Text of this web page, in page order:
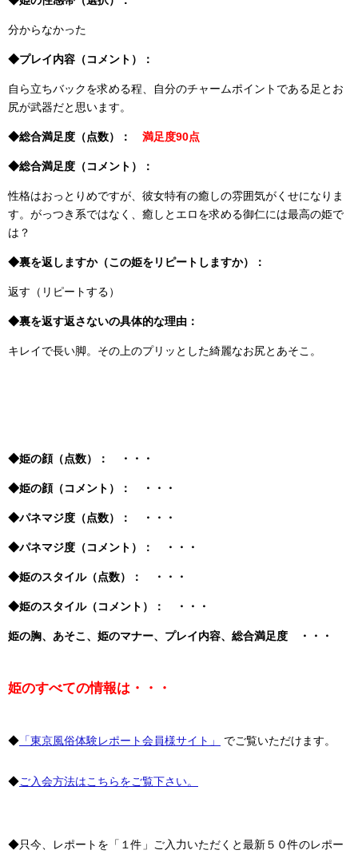
分からなかった
◆プレイ内容（コメント）：
自ら立ちバックを求める程、自分のチャームポイントである足とお
尻が武器だと思います。
◆総合満足度（点数）： 満足度90点
◆総合満足度（コメント）：
性格はおっとりめですが、彼女特有の癒しの雰囲気がくせになりま
す。がっつき系ではなく、癒しとエロを求める御仁には最高の姫で
は？
◆裏を返しますか（この姫をリピートしますか）：
返す（リピートする）
◆裏を返す返さないの具体的な理由：
キレイで長い脚。その上のプリッとした綺麗なお尻とあそこ。
◆姫の顔（点数）： ・・・
◆姫の顔（コメント）： ・・・
◆パネマジ度（点数）： ・・・
◆パネマジ度（コメント）： ・・・
◆姫のスタイル（点数）： ・・・
◆姫のスタイル（コメント）： ・・・
姫の胸、あそこ、姫のマナー、プレイ内容、総合満足度 ・・・
姫のすべての情報は・・・
◆ 「東京風俗体験レポート会員様サイト」 でご覧いただけます。
◆ご入会方法はこちらをご覧下さい。
◆只今、レポートを「１件」ご入力いただくと最新５０件のレポー